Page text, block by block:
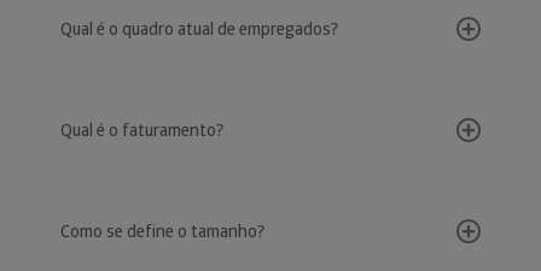
Qual é o quadro atual de empregados?
Qual é o faturamento?
Como se define o tamanho?